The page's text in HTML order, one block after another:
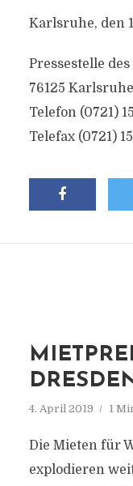
Karlsruhe, den
Pressestelle
76125 Karlsruhe
Telefon (0721)
Telefax (0721)
4. April 2019 1
Die Mieten für
explodieren